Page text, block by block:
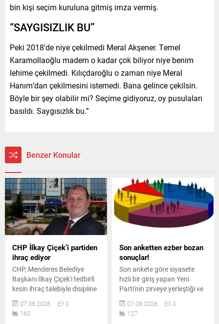
bin kişi seçim kuruluna gitmiş imza vermiş.
“SAYGISIZLIK BU”
Peki 2018’de niye çekilmedi Meral Akşener. Temel
Karamollaoğlu madem o kadar çok biliyor niye benim
lehime çekilmedi. Kılıçdaroğlu o zaman niye Meral
Hanım’dan çekilmesini istemedi. Bana gelince çekilsin.
Böyle bir şey olabilir mi? Seçime gidiyoruz, oy pusulaları
basıldı. Saygısızlık bu.”
Benzer Konular
CHP İlkay Çiçek’i partiden
ihraç ediyor
CHP, Menderes Belediye
Başkanı İlkay Çiçek'i tedbirli
kesin ihraç talebiyle disipline
sevk etti. Kararın, parti
ilkeleri ve örgüt disiplini
kapsamında yapılan
07.08.2026
0
160
Son anketten ezber bozan
sonuçlar!
Son ankete göre siyasete
hızlı bir giriş yapan Yeni
Parti'nin zirveye yerleştiği ve
AK Parti'nin ikinci sırada yer
aldığı ankette, CHP ve
MHP'nin yaşadığı tarihi oy
07.08.2026
0
127